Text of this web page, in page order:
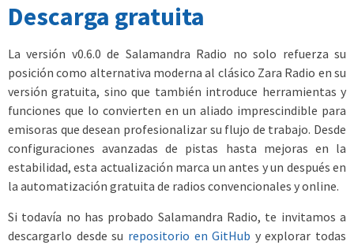
Descarga gratuita
La versión v0.6.0 de Salamandra Radio no solo refuerza su
posición como alternativa moderna al clásico Zara Radio en su
versión gratuita, sino que también introduce herramientas y
funciones que lo convierten en un aliado imprescindible para
emisoras que desean profesionalizar su flujo de trabajo. Desde
configuraciones avanzadas de pistas hasta mejoras en la
estabilidad, esta actualización marca un antes y un después en
la automatización gratuita de radios convencionales y online.
Si todavía no has probado Salamandra Radio, te invitamos a
descargarlo desde su repositorio en GitHub y explorar todas